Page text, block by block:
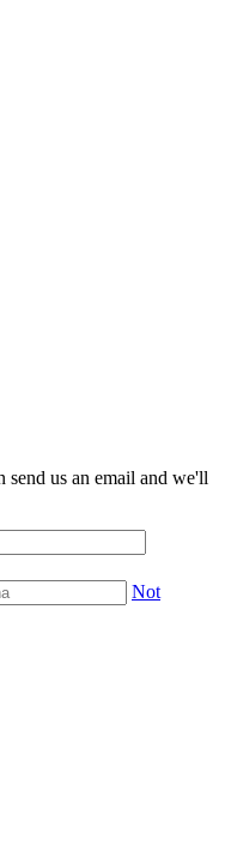
us an email and we'll
Not